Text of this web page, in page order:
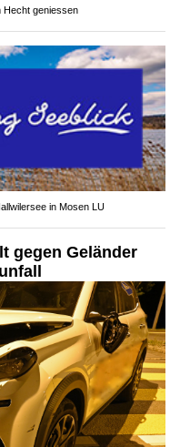
Hecht geniessen
in Mosen LU
gegen Geländer